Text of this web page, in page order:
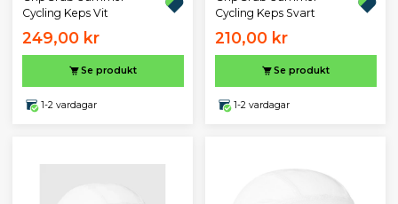
Cycling Keps Vit
249,00 kr
Se produkt
1-2 vardagar
Cycling Keps Svart
210,00 kr
Se produkt
1-2 vardagar